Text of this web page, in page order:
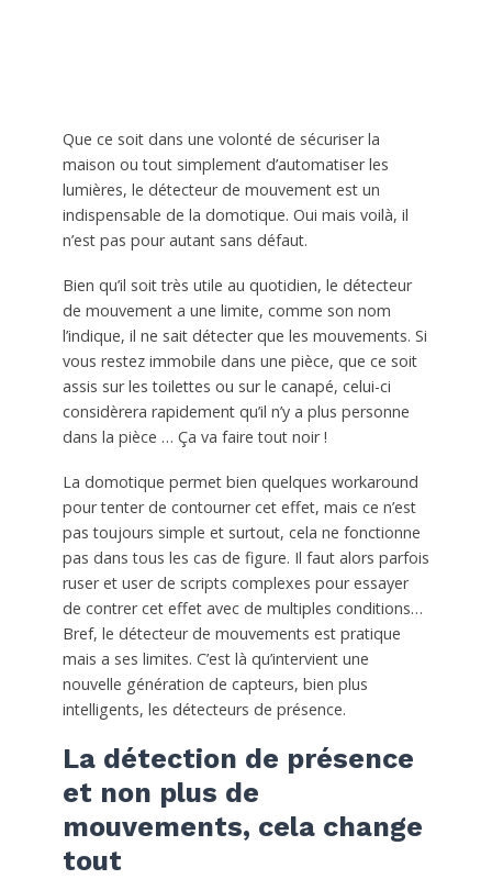
Que ce soit dans une volonté de sécuriser la
maison ou tout simplement d’automatiser les
lumières, le détecteur de mouvement est un
indispensable de la domotique. Oui mais voilà, il
n’est pas pour autant sans défaut.
Bien qu’il soit très utile au quotidien, le détecteur
de mouvement a une limite, comme son nom
l’indique, il ne sait détecter que les mouvements. Si
vous restez immobile dans une pièce, que ce soit
assis sur les toilettes ou sur le canapé, celui-ci
considèrera rapidement qu’il n’y a plus personne
dans la pièce … Ça va faire tout noir !
La domotique permet bien quelques workaround
pour tenter de contourner cet effet, mais ce n’est
pas toujours simple et surtout, cela ne fonctionne
pas dans tous les cas de figure. Il faut alors parfois
ruser et user de scripts complexes pour essayer
de contrer cet effet avec de multiples conditions…
Bref, le détecteur de mouvements est pratique
mais a ses limites. C’est là qu’intervient une
nouvelle génération de capteurs, bien plus
intelligents, les détecteurs de présence.
La détection de présence
et non plus de
mouvements, cela change
tout